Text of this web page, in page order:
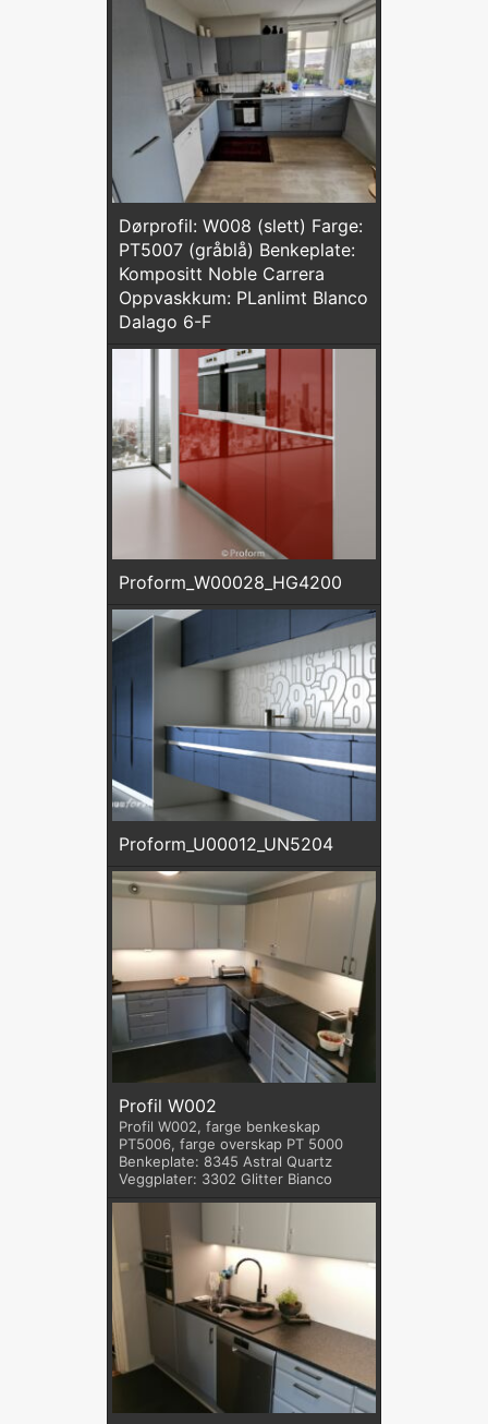
Dørprofil: W008 (slett) Farge:
PT5007 (gråblå) Benkeplate:
Kompositt Noble Carrera
Oppvaskkum: PLanlimt Blanco
Dalago 6-F
Proform_W00028_HG4200
Proform_U00012_UN5204
Profil W002
Profil W002, farge benkeskap
PT5006, farge overskap PT 5000
Benkeplate: 8345 Astral Quartz
Veggplater: 3302 Glitter Bianco